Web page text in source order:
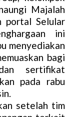
Majalah
portal Selular
ini
menyediakan
bagi
sertifikat
pada rabu
setelah tim